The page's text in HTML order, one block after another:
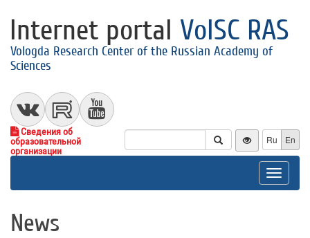
Internet portal VolSC RAS
Vologda Research Center of the Russian Academy of
Sciences
Сведения об
образовательной
организации
Ru En
Toggle
News